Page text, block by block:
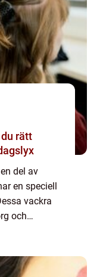
rätt
del av
en speciell
vackra
och